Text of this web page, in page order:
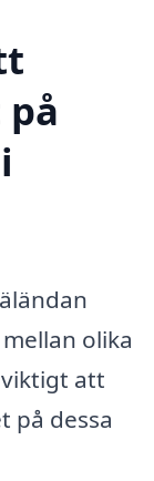
olika
att
på dessa